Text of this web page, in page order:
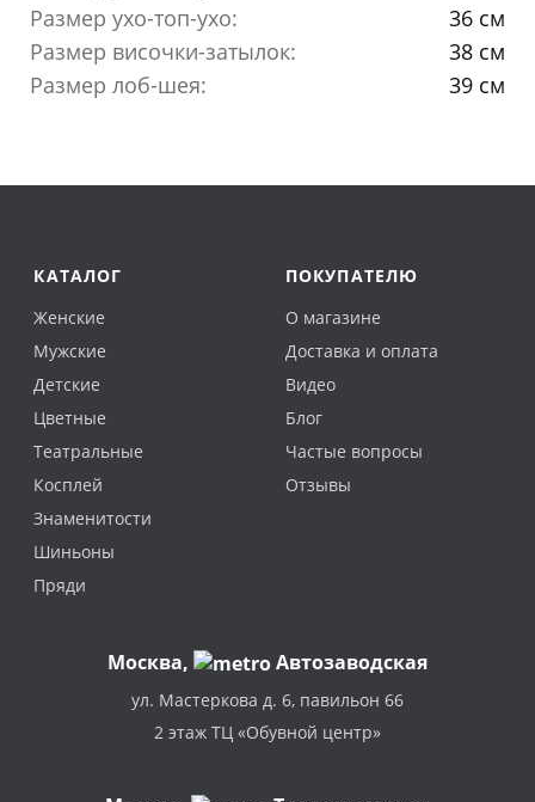
Размер ухо-топ-ухо:
36 см
Размер височки-затылок:
38 см
Размер лоб-шея:
39 см
КАТАЛОГ
Женские
Мужские
Детские
Цветные
Театральные
Косплей
Знаменитости
Шиньоны
Пряди
ПОКУПАТЕЛЮ
О магазине
Доставка и оплата
Видео
Блог
Частые вопросы
Отзывы
Москва, Автозаводская
ул. Мастеркова д. 6, павильон 66
2 этаж ТЦ «Обувной центр»